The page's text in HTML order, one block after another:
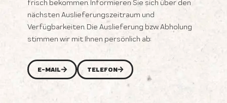
frisch bekommen. Informieren Sie sich über den
nächsten Auslieferungszeitraum und
Verfügbarkeiten. Die Auslieferung bzw. Abholung
stimmen wir mit Ihnen persönlich ab:
E-MAIL TELEFON